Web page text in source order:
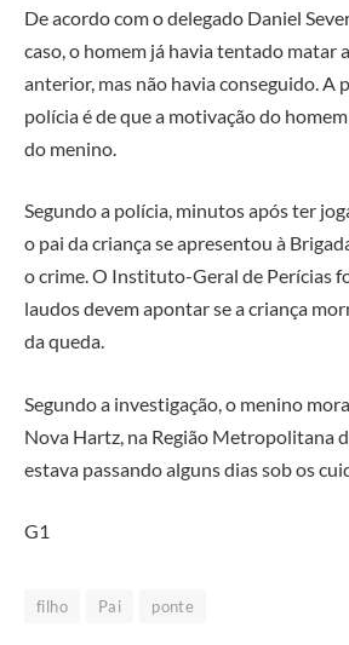
De acordo com o delegado Daniel
caso, o homem já havia tentado matar
anterior, mas não havia conseguido. A
polícia é de que a motivação do
do menino.
Segundo a polícia, minutos após ter
o pai da criança se apresentou à
o crime. O Instituto-Geral de Perícias
laudos devem apontar se a criança
da queda.
Segundo a investigação, o menino
Nova Hartz, na Região Metropolitana
estava passando alguns dias sob os
G1
filho Pai ponte